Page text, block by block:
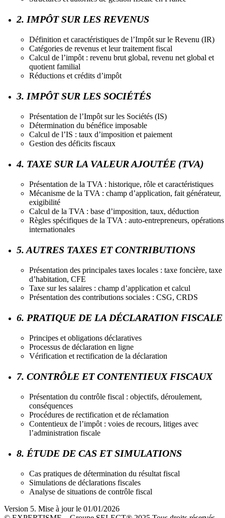
2. IMPÔT SUR LES REVENUS
Définition et caractéristiques de l’Impôt sur le Revenu (IR)
Catégories de revenus et leur traitement fiscal
Calcul de l’impôt : revenu brut global, revenu net global et
quotient familial
Réductions et crédits d’impôt
3. IMPÔT SUR LES SOCIÉTÉS
Présentation de l’Impôt sur les Sociétés (IS)
Détermination du bénéfice imposable
Calcul de l’IS : taux d’imposition et paiement
Gestion des déficits fiscaux
4. TAXE SUR LA VALEUR AJOUTÉE (TVA)
Présentation de la TVA : historique, rôle et caractéristiques
Mécanisme de la TVA : champ d’application, fait générateur,
exigibilité
Calcul de la TVA : base d’imposition, taux, déduction
Règles spécifiques de la TVA : auto-entrepreneurs, opérations
internationales
5. AUTRES TAXES ET CONTRIBUTIONS
Présentation des principales taxes locales : taxe foncière, taxe
d’habitation, CFE
Taxe sur les salaires : champ d’application et calcul
Présentation des contributions sociales : CSG, CRDS
6. PRATIQUE DE LA DÉCLARATION FISCALE
Principes et obligations déclaratives
Processus de déclaration en ligne
Vérification et rectification de la déclaration
7. CONTRÔLE ET CONTENTIEUX FISCAUX
Présentation du contrôle fiscal : objectifs, déroulement,
conséquences
Procédures de rectification et de réclamation
Contentieux de l’impôt : voies de recours, litiges avec
l’administration fiscale
8. ÉTUDE DE CAS ET SIMULATIONS
Cas pratiques de détermination du résultat fiscal
Simulations de déclarations fiscales
Analyse de situations de contrôle fiscal
Version 5. Mise à jour le 01/01/2026